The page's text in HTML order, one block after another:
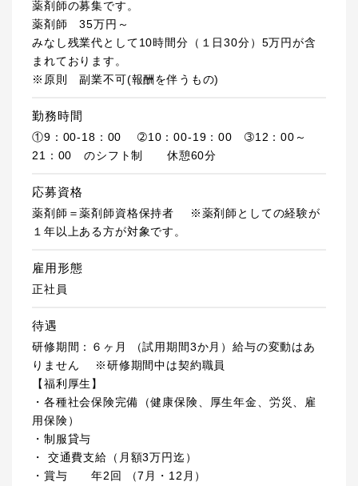
薬剤師の募集です。
薬剤師 35万円～
みなし残業代として10時間分（１日30分）5万円が含
まれております。
※原則 副業不可(報酬を伴うもの)
勤務時間
①9：00-18：00 ➁10：00-19：00 ➂12：00～
21：00 のシフト制 休憩60分
応募資格
薬剤師＝薬剤師資格保持者 ※薬剤師としての経験が
１年以上ある方が対象です。
雇用形態
正社員
待遇
研修期間：６ヶ月 （試用期間3か月）給与の変動はあ
りません ※研修期間中は契約職員
【福利厚生】
・各種社会保険完備（健康保険、厚生年金、労災、雇
用保険）
・制服貸与
・ 交通費支給（月額3万円迄）
・賞与 年2回 （7月・12月）